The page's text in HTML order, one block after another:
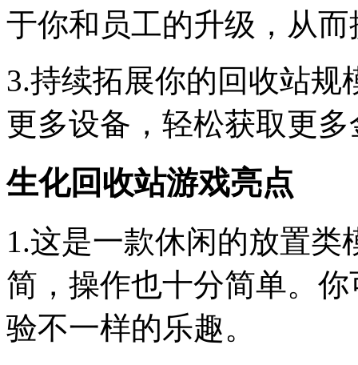
于你和员工的升级，从
3.持续拓展你的回收站
更多设备，轻松获取更
生化回收站游戏亮点
1.这是一款休闲的放置
简，操作也十分简单。
验不一样的乐趣。